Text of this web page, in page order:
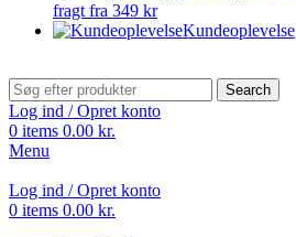
fragt fra 349 kr
Kundeoplevelse
Search
Log ind / Opret konto
0 items 0.00 kr.
Menu
Log ind / Opret konto
0 items 0.00 kr.